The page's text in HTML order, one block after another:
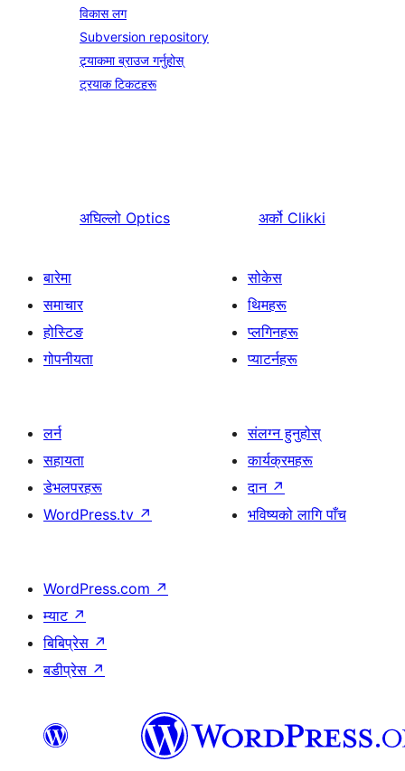
विकास लग
Subversion repository
ट्र्याकमा ब्राउज गर्नुहोस्
ट्रयाक टिकटहरू
अघिल्लो Optics अर्को Clikki
बारेमा
समाचार
होस्टिङ
गोपनीयता
सोकेस
थिमहरू
प्लगिनहरू
प्याटर्नहरू
लर्न
सहायता
डेभलपरहरू
WordPress.tv ↗
संलग्न हुनुहोस्
कार्यक्रमहरू
दान ↗
भविष्यको लागि पाँच
WordPress.com ↗
म्याट ↗
बिबिप्रेस ↗
बडीप्रेस ↗